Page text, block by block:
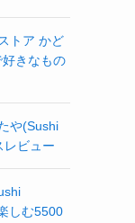
トア かど
きなもの
や(Sushi
レビュー
しむ5500